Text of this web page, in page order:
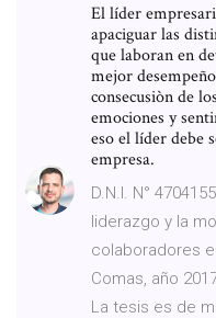
El líder
apaciguar las
que laboran en
mejor
consecusiòn de
emociones y
eso el líder debe
empresa.
D.N.I. N°
liderazgo y la
colaboradores
Comas, año
La tesis es de